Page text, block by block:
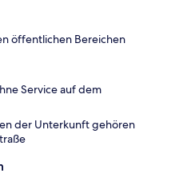
öffentlichen Bereichen
Service auf dem
der Unterkunft gehören